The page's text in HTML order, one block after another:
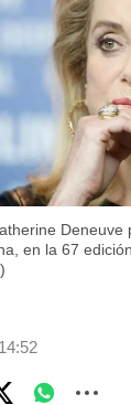
Deneuve
en la 67